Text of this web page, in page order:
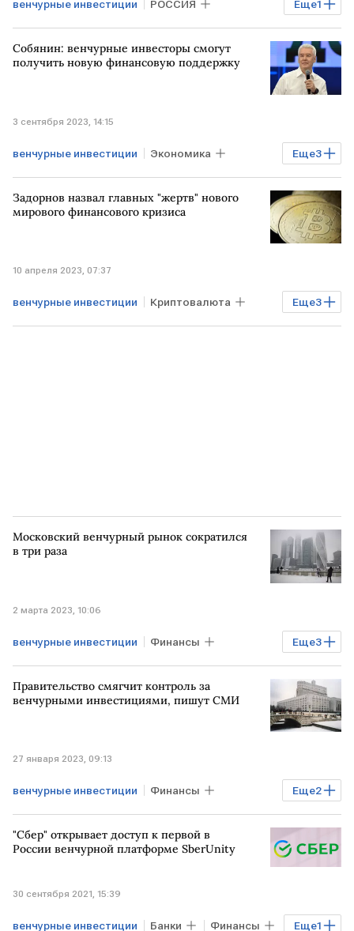
Еще1
венчурные инвестиции РОССИЯ
Экономика
Собянин: венчурные инвесторы смогут
получить новую финансовую поддержку
3 сентября 2023, 14:15
Еще3
венчурные инвестиции Экономика
Госпроекты РОССИЯ
финансовая поддержка
Задорнов назвал главных "жертв" нового
мирового финансового кризиса
10 апреля 2023, 07:37
Еще3
венчурные инвестиции Криптовалюта
Финансы Экономика
Московский венчурный рынок сократился
в три раза
2 марта 2023, 10:06
Еще3
венчурные инвестиции Финансы
Бизнес Экономика РОССИЯ
МОСКВА
Правительство смягчит контроль за
венчурными инвестициями, пишут СМИ
27 января 2023, 09:13
Еще2
венчурные инвестиции Финансы
Бизнес Правительство РФ
предприятия
"Сбер" открывает доступ к первой в
России венчурной платформе SberUnity
30 сентября 2021, 15:39
Еще1
венчурные инвестиции Банки Финансы